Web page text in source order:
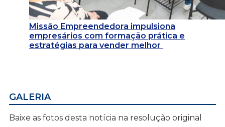
Missão Empreendedora impulsiona
empresários com formação prática e
estratégias para vender melhor
GALERIA
Baixe as fotos desta notícia na resolução original